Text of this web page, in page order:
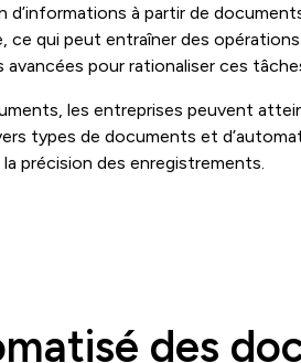
d’informations à partir de
ce qui peut entraîner des
pour rationaliser ces
les entreprises peuvent
types de documents et
précision des enregistrements.
des